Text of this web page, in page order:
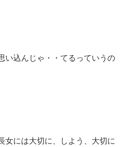
い込んじゃ・・てるっていうの
女には大切に、しよう、大切に